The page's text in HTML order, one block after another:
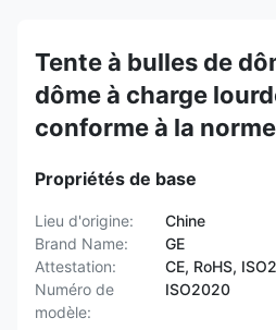
Tente à bulles de
dôme à charge
conforme à la
Propriétés de base
Lieu d'origine:
Chine
Brand Name:
GE
Attestation:
CE, RoHS,
Numéro de
modèle:
ISO2020